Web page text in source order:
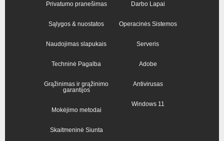
Privatumo pranešimas
Sąlygos & nuostatos
Naudojimas slapukais
Techninė Pagalba
Grąžinimas ir grąžinimo
garantijos
Mokėjimo metodai
Skaitmeninė Siunta
Darbo Lapai
Operacinės Sistemos
Serveris
Adobe
Antivirusas
Windows 11